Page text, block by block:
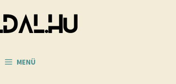
MENÜ